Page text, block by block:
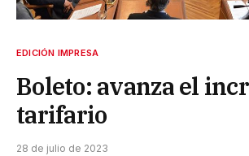
EDICIÓN IMPRESA
Boleto: avanza el
tarifario
28 de julio de 2023